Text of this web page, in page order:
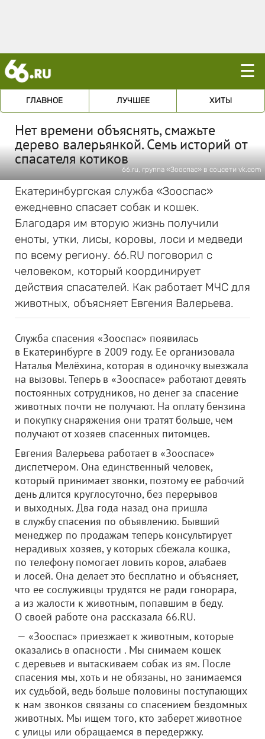
☰
ГЛАВНОЕ ЛУЧШЕЕ ХИТЫ
Нет времени объяснять, смажьте
дерево валерьянкой. Семь историй от
спасателя котиков
66.ru, группа «Зооспас» в соцсети vk.com
Екатеринбургская служба «Зооспас»
ежедневно спасает собак и кошек.
Благодаря им вторую жизнь получили
еноты, утки, лисы, коровы, лоси и медведи
по всему региону. 66.RU поговорил с
человеком, который координирует
действия спасателей. Как работает МЧС для
животных, объясняет Евгения Валерьева.
Служба спасения «Зооспас» появилась
в Екатеринбурге в 2009 году. Ее организовала
Наталья Мелёхина, которая в одиночку выезжала
на вызовы. Теперь в «Зооспасе» работают девять
постоянных сотрудников, но денег за спасение
животных почти не получают. На оплату бензина
и покупку снаряжения они тратят больше, чем
получают от хозяев спасенных питомцев.
Евгения Валерьева работает в «Зооспасе»
диспетчером. Она единственный человек,
который принимает звонки, поэтому ее рабочий
день длится круглосуточно, без перерывов
и выходных. Два года назад она пришла
в службу спасения по объявлению. Бывший
менеджер по продажам теперь консультирует
нерадивых хозяев, у которых сбежала кошка,
по телефону помогает ловить коров, алабаев
и лосей. Она делает это бесплатно и объясняет,
что ее сослуживцы трудятся не ради гонорара,
а из жалости к животным, попавшим в беду.
О своей работе она рассказала 66.RU.
— «Зооспас» приезжает к животным, которые
оказались в опасности . Мы снимаем кошек
с деревьев и вытаскиваем собак из ям. После
спасения мы, хоть и не обязаны, но занимаемся
их судьбой, ведь больше половины поступающих
к нам звонков связаны со спасением бездомных
животных. Мы ищем того, кто заберет животное
с улицы или обращаемся в передержку.